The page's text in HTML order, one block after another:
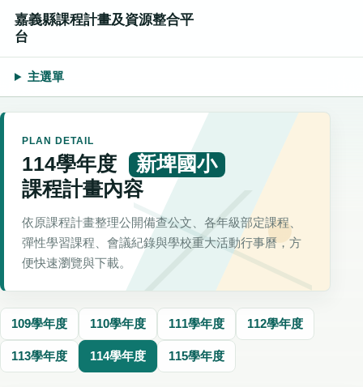
嘉義縣課程計畫及資源整合平
台
主選單
PLAN DETAIL
114學年度
新埤國小
課程計畫內容
依原課程計畫整理公開備查公文、各年級部定課程、
彈性學習課程、會議紀錄與學校重大活動行事曆，方
便快速瀏覽與下載。
109學年度 110學年度 111學年度 112學年度
113學年度 114學年度 115學年度